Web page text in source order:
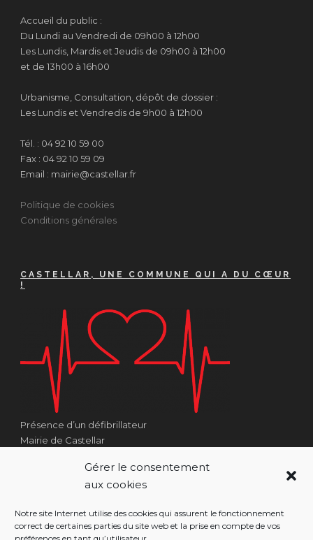
Gérer le consentement
aux cookies
Notre site Internet utilise des cookies qui assurent le fonctionnement
correct de certaines parties du site web et la prise en compte de vos
Accueil du public :
Du Lundi au Vendredi de 09h00 à 12h00
Les Lundis, Mardis et Jeudis de 09h00 à 12h00
et de 13h00 à 16h00
Urbanisme, Consultation, dépôt de dossier :
Les Lundis et Vendredis de 9h00 à 12h00
Tél. : 04 92 10 59 00
Fax : 04 92 10 59 09
Email : mairie@castellar.fr
Politique de cookies
Conditions générales
CASTELLAR, UNE COMMUNE QUI A DU CŒUR
!
Présence d’un défibrillateur
Mairie de Castellar
Côté Escalier Rue Sarrail
06500 Castellar